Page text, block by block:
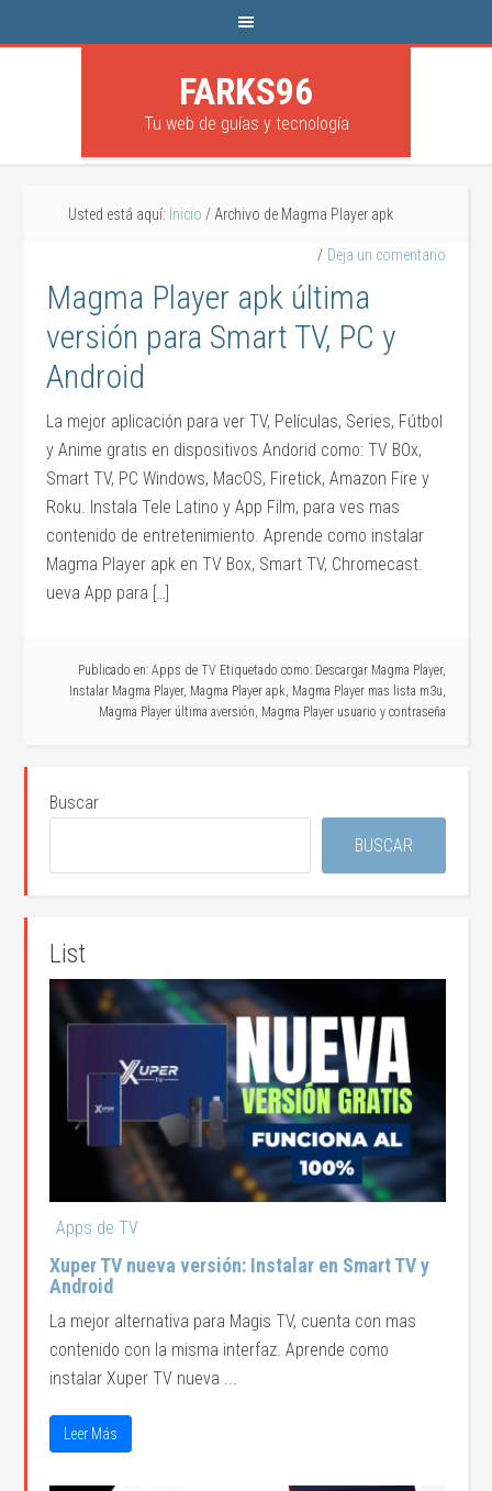
FARKS96
Tu web de guías y tecnología
Usted está aquí: Inicio / Archivo de Magma Player apk
Deja un comentario
Magma Player apk última
versión para Smart TV, PC y
Android
La mejor aplicación para ver TV, Películas, Series, Fútbol
y Anime gratis en dispositivos Andorid como: TV BOx,
Smart TV, PC Windows, MacOS, Firetick, Amazon Fire y
Roku. Instala Tele Latino y App Film, para ves mas
contenido de entretenimiento. Aprende como instalar
Magma Player apk en TV Box, Smart TV, Chromecast.
ueva App para […]
Publicado en: Apps de TV Etiquetado como: Descargar Magma Player,
Instalar Magma Player, Magma Player apk, Magma Player mas lista m3u,
Magma Player última aversión, Magma Player usuario y contraseña
Buscar
BUSCAR
List
Apps de TV
Xuper TV nueva versión: Instalar en Smart TV y
Android
La mejor alternativa para Magis TV, cuenta con mas
contenido con la misma interfaz. Aprende como
instalar Xuper TV nueva ...
Leer Más